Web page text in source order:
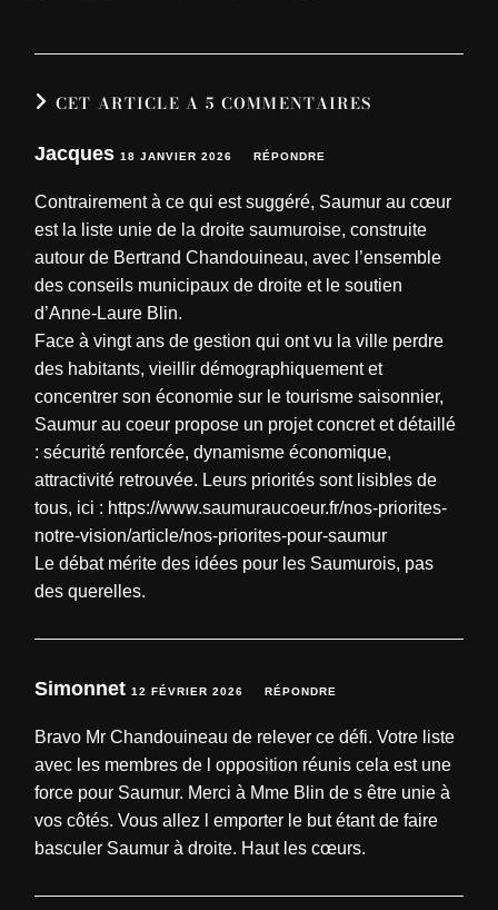
CET ARTICLE A 5 COMMENTAIRES
Jacques18 JANVIER 2026 RÉPONDRE
Contrairement à ce qui est suggéré, Saumur au cœur
est la liste unie de la droite saumuroise, construite
autour de Bertrand Chandouineau, avec l’ensemble
des conseils municipaux de droite et le soutien
d’Anne-Laure Blin.
Face à vingt ans de gestion qui ont vu la ville perdre
des habitants, vieillir démographiquement et
concentrer son économie sur le tourisme saisonnier,
Saumur au coeur propose un projet concret et détaillé
: sécurité renforcée, dynamisme économique,
attractivité retrouvée. Leurs priorités sont lisibles de
tous, ici : https://www.saumuraucoeur.fr/nos-priorites-
notre-vision/article/nos-priorites-pour-saumur
Le débat mérite des idées pour les Saumurois, pas
des querelles.
Simonnet12 FÉVRIER 2026 RÉPONDRE
Bravo Mr Chandouineau de relever ce défi. Votre liste
avec les membres de l opposition réunis cela est une
force pour Saumur. Merci à Mme Blin de s être unie à
vos côtés. Vous allez l emporter le but étant de faire
basculer Saumur à droite. Haut les cœurs.